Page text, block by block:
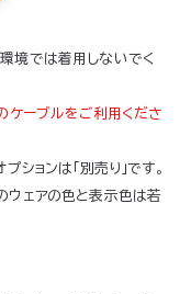
境では着用しないでく
ケーブルをご利用くださ
ションは「別売り」です。
ウェアの色と表示色は若